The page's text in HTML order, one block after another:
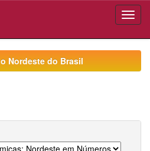
Nordeste do Brasil